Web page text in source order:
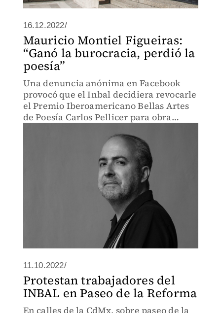
16.12.2022/
Mauricio Montiel Figueiras:
“Ganó la burocracia, perdió la
poesía”
Una denuncia anónima en Facebook
provocó que el Inbal decidiera revocarle
el Premio Iberoamericano Bellas Artes
de Poesía Carlos Pellicer para obra
11.10.2022/
Protestan trabajadores del
INBAL en Paseo de la Reforma
En calles de la CdMx, sobre paseo de la